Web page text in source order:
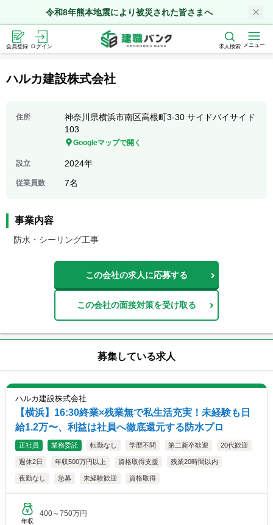
令和8年熊本地震により被災された皆さまへ
会員登録 ログイン 求人検索 メニュー
ハルカ建設株式会社
住所
神奈川県横浜市南区高根町3-30 サイドバイサイド
103
Googleマップで開く
設立 2024年
従業員数 7名
事業内容
防水・シーリング工事
この会社の求人に応募する
この会社の面接対策を受け取る
募集している求人
ハルカ建設株式会社
【横浜】16:30終業×残業無で私生活充実！未経験も日
給1.2万〜、利益は社員へ徹底還元する防水プロ
正社員 業務委託 転勤なし 学歴不問 第二新卒歓迎 20代歓迎
週休2日 年収500万円以上 資格取得支援 残業20時間以内
夜勤なし 急募 未経験歓迎 資格取得
年収
400～750万円